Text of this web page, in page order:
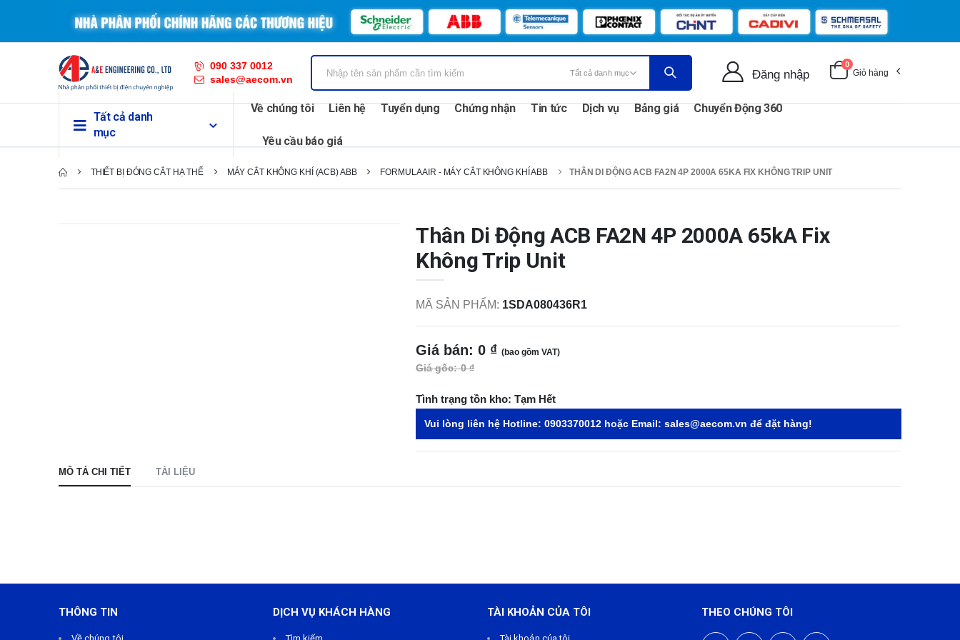
090 337 0012
sales@aecom.vn
Đăng nhập
0
Giỏ hàng
Tất cả danh
mục
Về chúng tôi Liên hệ Tuyển dụng Chứng nhận Tin tức Dịch vụ Bảng giá Chuyển Động 360
Yêu cầu báo giá
THIẾT BỊ ĐÓNG CẮT HẠ THẾ MÁY CẮT KHÔNG KHÍ (ACB) ABB FORMULA AIR - MÁY CẮT KHÔNG KHÍ ABB THÂN DI ĐỘNG ACB FA2N 4P 2000A 65KA FIX KHÔNG TRIP UNIT
Thân Di Động ACB FA2N 4P 2000A 65kA Fix
Không Trip Unit
MÃ SẢN PHẨM: 1SDA080436R1
Giá bán: 0 ₫ (bao gồm VAT)
Giá gốc: 0 ₫
Tình trạng tồn kho: Tạm Hết
Vui lòng liên hệ Hotline: 0903370012 hoặc Email: sales@aecom.vn để đặt hàng!
MÔ TẢ CHI TIẾT TÀI LIỆU
THÔNG TIN DỊCH VỤ KHÁCH HÀNG TÀI KHOẢN CỦA TÔI THEO CHÚNG TÔI